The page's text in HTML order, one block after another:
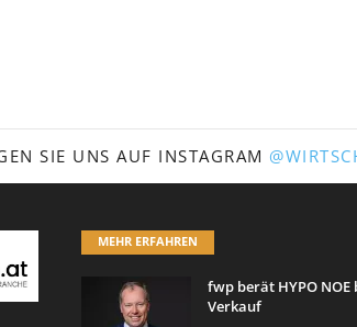
SIE UNS AUF INSTAGRAM
MEHR ERFAHREN
fwp berät HYPO NOE
Verkauf